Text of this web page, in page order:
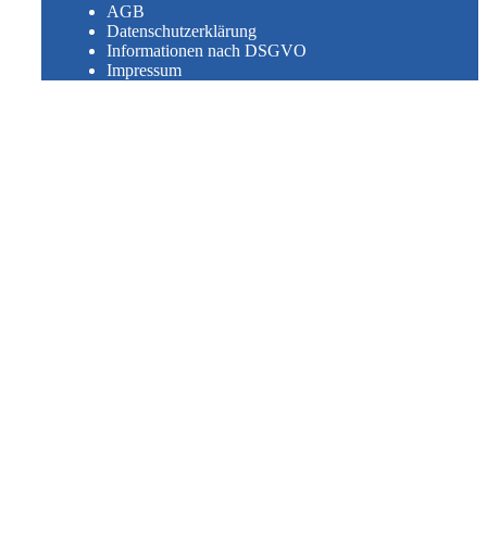
AGB
Datenschutzerklärung
Informationen nach DSGVO
Impressum